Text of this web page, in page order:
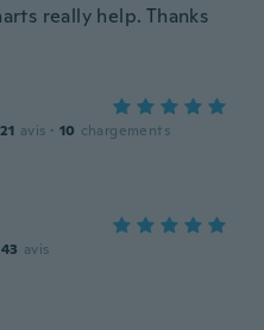
really help. Thanks
21 avis · 10 chargements
43 avis